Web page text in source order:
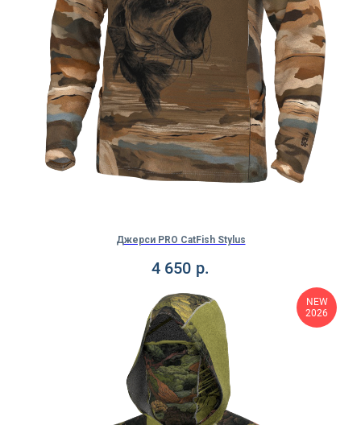
Джерси PRO CatFish Stylus
4 650 р.
NEW
2026